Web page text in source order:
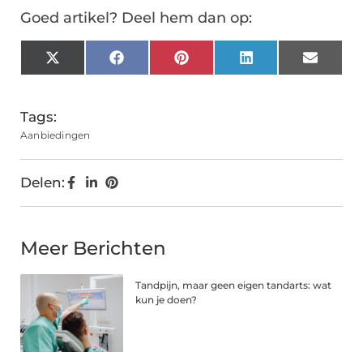
Goed artikel? Deel hem dan op:
X
(Twitter)
FacebookPinterestLinkedInEmail
Tags:
Aanbiedingen
Delen:
Meer Berichten
Tandpijn, maar geen eigen tandarts: wat
kun je doen?